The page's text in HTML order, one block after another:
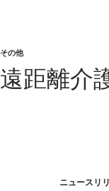
その他
遠距離介
ニュースリ